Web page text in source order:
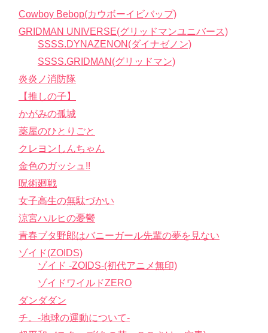
Cowboy Bebop(カウボーイビバップ)
GRIDMAN UNIVERSE(グリッドマンユニバース)
SSSS.DYNAZENON(ダイナゼノン)
SSSS.GRIDMAN(グリッドマン)
炎炎ノ消防隊
【推しの子】
かがみの孤城
薬屋のひとりごと
クレヨンしんちゃん
金色のガッシュ!!
呪術廻戦
女子高生の無駄づかい
涼宮ハルヒの憂鬱
青春ブタ野郎はバニーガール先輩の夢を見ない
ゾイド(ZOIDS)
ゾイド -ZOIDS-(初代アニメ無印)
ゾイドワイルドZERO
ダンダダン
チ。-地球の運動について-